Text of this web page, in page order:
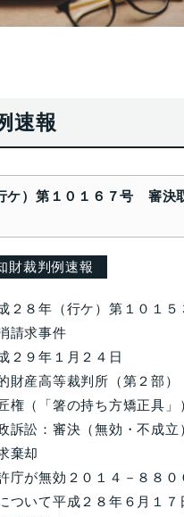
速報
ケ）第１０１６７号 審決
財裁判例速報
２８年（行ケ）第１０１
請求事件
２９年１月２４日
財産高等裁判所（第２部）
権（「箸の持ち方矯正具」
訴訟：審決（無効・不成立
棄却
庁が無効２０１４－８８０
ついて平成２８年６月１７